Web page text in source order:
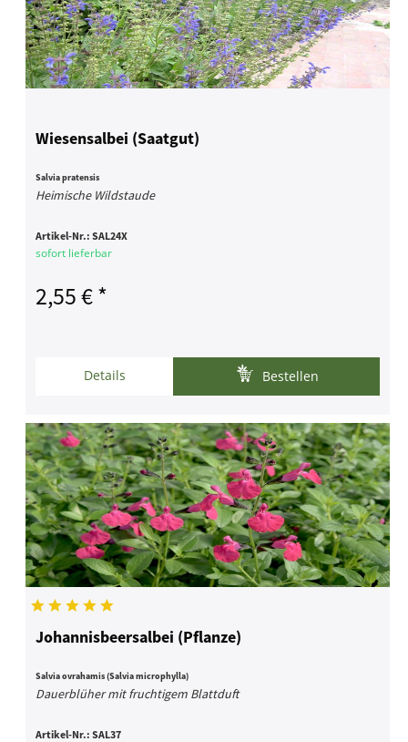
Wiesensalbei (Saatgut)
Salvia pratensis
Heimische Wildstaude
Artikel-Nr.:SAL24X
sofort lieferbar
2,55 € *
Details Bestellen
Johannisbeersalbei (Pflanze)
Salvia ovrahamis (Salvia microphylla)
Dauerblüher mit fruchtigem Blattduft
Artikel-Nr.:SAL37